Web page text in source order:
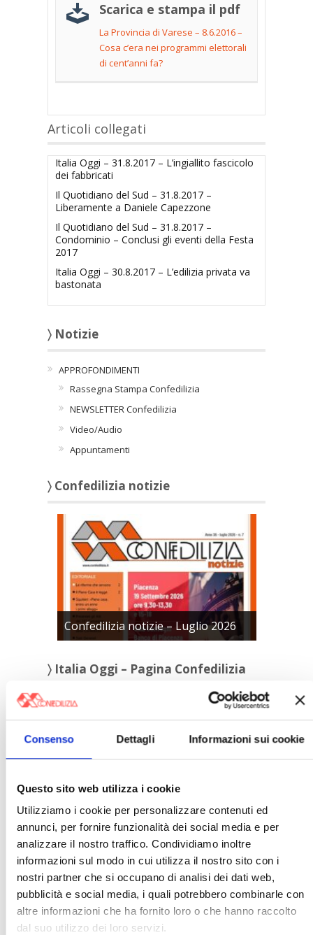
Consenso Dettagli Informazioni sui cookie
Questo sito web utilizza i cookie
Utilizziamo i cookie per personalizzare contenuti ed
annunci, per fornire funzionalità dei social media e per
analizzare il nostro traffico. Condividiamo inoltre
informazioni sul modo in cui utilizza il nostro sito con i
nostri partner che si occupano di analisi dei dati web,
pubblicità e social media, i quali potrebbero combinarle con
altre informazioni che ha fornito loro o che hanno raccolto
dal suo utilizzo dei loro servizi.
Scarica e stampa il pdf
La Provincia di Varese – 8.6.2016 –
Cosa c’era nei programmi elettorali
di cent’anni fa?
Articoli collegati
Italia Oggi – 31.8.2017 – L’ingiallito fascicolo
dei fabbricati
Il Quotidiano del Sud – 31.8.2017 –
Liberamente a Daniele Capezzone
Il Quotidiano del Sud – 31.8.2017 –
Condominio – Conclusi gli eventi della Festa
2017
Italia Oggi – 30.8.2017 – L’edilizia privata va
bastonata
〉 Notizie
APPROFONDIMENTI
Rassegna Stampa Confedilizia
NEWSLETTER Confedilizia
Video/Audio
Appuntamenti
〉 Confedilizia notizie
Confedilizia notizie – Luglio 2026
〉 Italia Oggi – Pagina Confedilizia
Italia Oggi – Luglio 2026
〉 Rubriche